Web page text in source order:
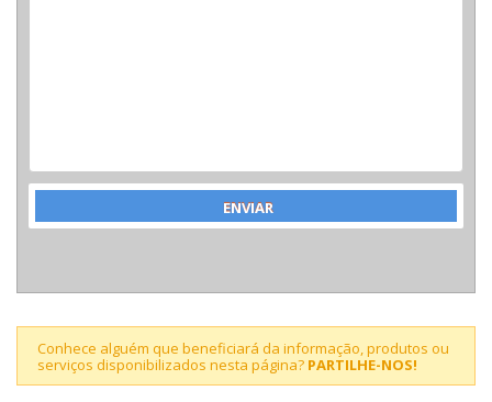
Conhece alguém que beneficiará da informação, produtos ou
serviços disponibilizados nesta página? PARTILHE-NOS!